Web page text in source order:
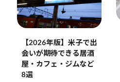
【2026年版】米子で出
会いが期待できる居酒
屋・カフェ・ジムなど
8選